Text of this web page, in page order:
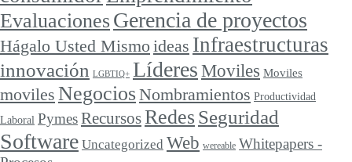
Evaluaciones Gerencia de proyectos
Hágalo Usted Mismo ideas Infraestructuras
innovación LGBTIQ+ LíderesMoviles Moviles
moviles Negocios Nombramientos Productividad
Laboral PymesRecursosRedes Seguridad
Software Uncategorized Web wereable Whitepapers -